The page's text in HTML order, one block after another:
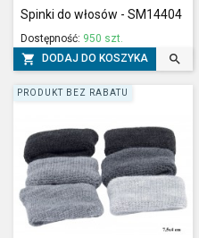
Spinki do włosów - SM14404
Dostępność: 950 szt.
 DODAJ DO KOSZYKA 
PRODUKT BEZ RABATU